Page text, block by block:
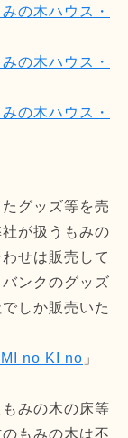
みの木ハウス・
みの木ハウス・
みの木ハウス・
グッズ等を売
が扱うもみの
せは販売して
ンクのグッズ
しか販売いた
no KI no 」
みの木の床等
もみの木は不